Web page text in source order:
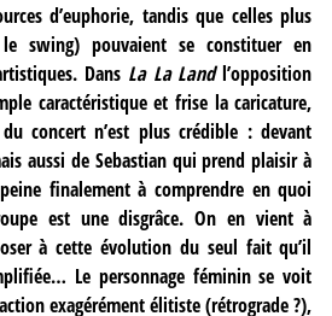
d’euphorie, tandis que celles plus
le swing) pouvaient se constituer en
Dans La La Landl’opposition
caractéristique et frise la caricature,
concert n’est plus crédible : devant
aussi de Sebastian qui prend plaisir à
finalement à comprendre en quoi
est une disgrâce. On en vient à
à cette évolution du seul fait qu’il
Le personnage féminin se voit
exagérément élitiste (rétrograde ?),